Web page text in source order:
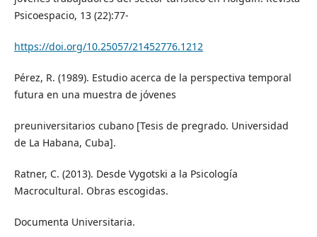
Psicoespacio, 13 (22):77-
https://doi.org/10.25057/21452776.1212
Pérez, R. (1989). Estudio acerca de la perspectiva temporal
futura en una muestra de jóvenes
preuniversitarios cubano [Tesis de pregrado. Universidad
de La Habana, Cuba].
Ratner, C. (2013). Desde Vygotski a la Psicología
Macrocultural. Obras escogidas.
Documenta Universitaria.